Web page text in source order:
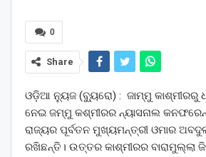
0
Share
ଓଡ଼ିଆ ନ୍ୟୁଜ (ବ୍ୟୁ୍ରୋ) : ଜାମ୍ମୁ କାଶ୍ମୀରରୁ
ନେଇ ଜମ୍ମୁ କଶ୍ମୀରର ନ୍ୟାସନାଲ
ରାଜ୍ୟର ପୂର୍ବତନ ମୁଖ୍ୟମନ୍ତ୍ରୀ ଓମାର
ରଖିଛନ୍ତି। ଉତ୍ତର କାଶ୍ମୀରର ବାରାମୁଲ୍ଲା